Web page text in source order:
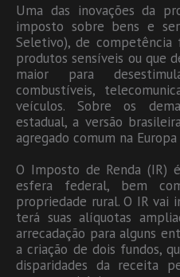
Uma das inovações da
imposto sobre bens e
Seletivo), de
produtos sensíveis ou que
maior para
combustíveis,
veículos. Sobre os
estadual, a versão
agregado comum na
O Imposto de Renda (IR)
esfera federal, bem
propriedade rural. O IR vai
terá suas alíquotas
arrecadação para alguns
a criação de dois fundos,
disparidades da receita